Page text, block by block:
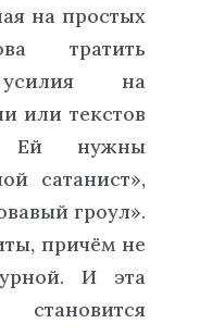
на простых
тратить
усилия на
или текстов
Ей нужны
сатанист»,
гроул».
причём не
И эта